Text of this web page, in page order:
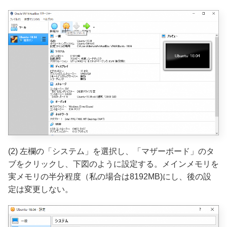
(2) 左欄の「システム」を選択し、「マザーボード」のタ
ブをクリックし、下図のように設定する。メインメモリを
実メモリの半分程度（私の場合は8192MB)にし、後の設
定は変更しない。